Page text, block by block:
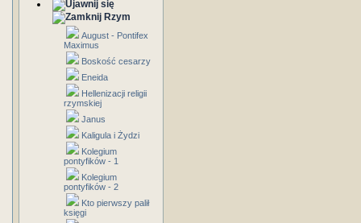
Rzym
August - Pontifex
Maximus
Boskość cesarzy
Eneida
Hellenizacji religii
rzymskiej
Janus
Kaligula i Żydzi
Kolegium
pontyfików - 1
Kolegium
pontyfików - 2
Kto pierwszy palił
księgi